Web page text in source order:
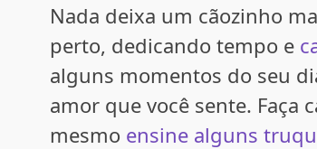
Nada deixa um cãozinho
perto, dedicando tempo e
alguns momentos do seu
amor que você sente. Faça
mesmo ensine alguns